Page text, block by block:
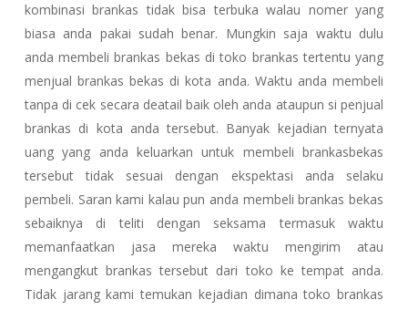
kombinasi brankas tidak bisa terbuka walau nomer yang
biasa anda pakai sudah benar. Mungkin saja waktu dulu
anda membeli brankas bekas di toko brankas tertentu yang
menjual brankas bekas di kota anda. Waktu anda membeli
tanpa di cek secara deatail baik oleh anda ataupun si penjual
brankas di kota anda tersebut. Banyak kejadian ternyata
uang yang anda keluarkan untuk membeli brankasbekas
tersebut tidak sesuai dengan ekspektasi anda selaku
pembeli. Saran kami kalau pun anda membeli brankas bekas
sebaiknya di teliti dengan seksama termasuk waktu
memanfaatkan jasa mereka waktu mengirim atau
mengangkut brankas tersebut dari toko ke tempat anda.
Tidak jarang kami temukan kejadian dimana toko brankas